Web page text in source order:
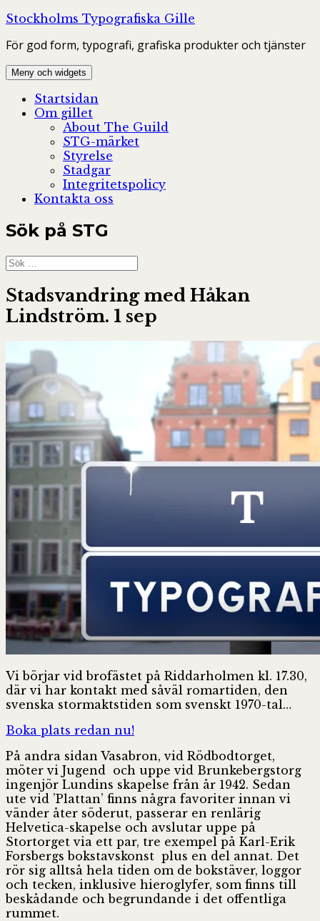
Hoppa
innehåll
Stockholms Typografiska Gille
För god form, typografi, grafiska produkter och tjänster
Meny och widgets
Startsidan
Om gillet
About The Guild
STG-märket
Styrelse
Stadgar
Integritetspolicy
Kontakta oss
Sök på STG
Sök
efter:
Stadsvandring med Håkan
Lindström. 1 sep
Vi börjar vid brofästet på Riddarholmen kl. 17.30,
där vi har kontakt med såväl romartiden, den
svenska stormaktstiden som svenskt 1970-tal…
Boka plats redan nu!
På andra sidan Vasabron, vid Rödbodtorget,
möter vi Jugend och uppe vid Brunkebergstorg
ingenjör Lundins skapelse från år 1942. Sedan
ute vid ’Plattan’ finns några favoriter innan vi
vänder åter söderut, passerar en renlärig
Helvetica-skapelse och avslutar uppe på
Stortorget via ett par, tre exempel på Karl-Erik
Forsbergs bokstavskonst plus en del annat. Det
rör sig alltså hela tiden om de bokstäver, loggor
och tecken, inklusive hieroglyfer, som finns till
beskådande och begrundande i det offentliga
rummet.